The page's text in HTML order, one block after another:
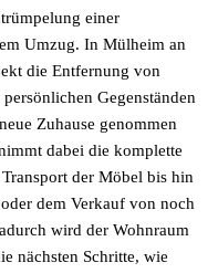
einer
Umzug. In Mülheim an
die Entfernung von
Gegenständen
Zuhause genommen
dabei die komplette
der Möbel bis hin
dem Verkauf von noch
wird der Wohnraum
nächsten Schritte, wie